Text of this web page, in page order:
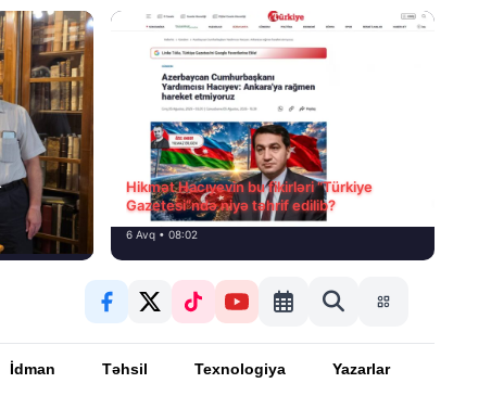
Hikmət Hacıyevin bu fikirləri “Türkiye
Gazetesi”ndə niyə təhrif edilib?
6 Avq • 08:02
İdman Təhsil Texnologiya Yazarlar